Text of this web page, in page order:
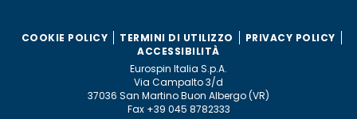
COOKIE POLICY TERMINI DI UTILIZZO
PRIVACY POLICY
ACCESSIBILITÀ
Eurospin Italia S.p.A.
Via Campalto 3/d
37036 San Martino Buon Albergo (VR)
Fax +39 045 8782333